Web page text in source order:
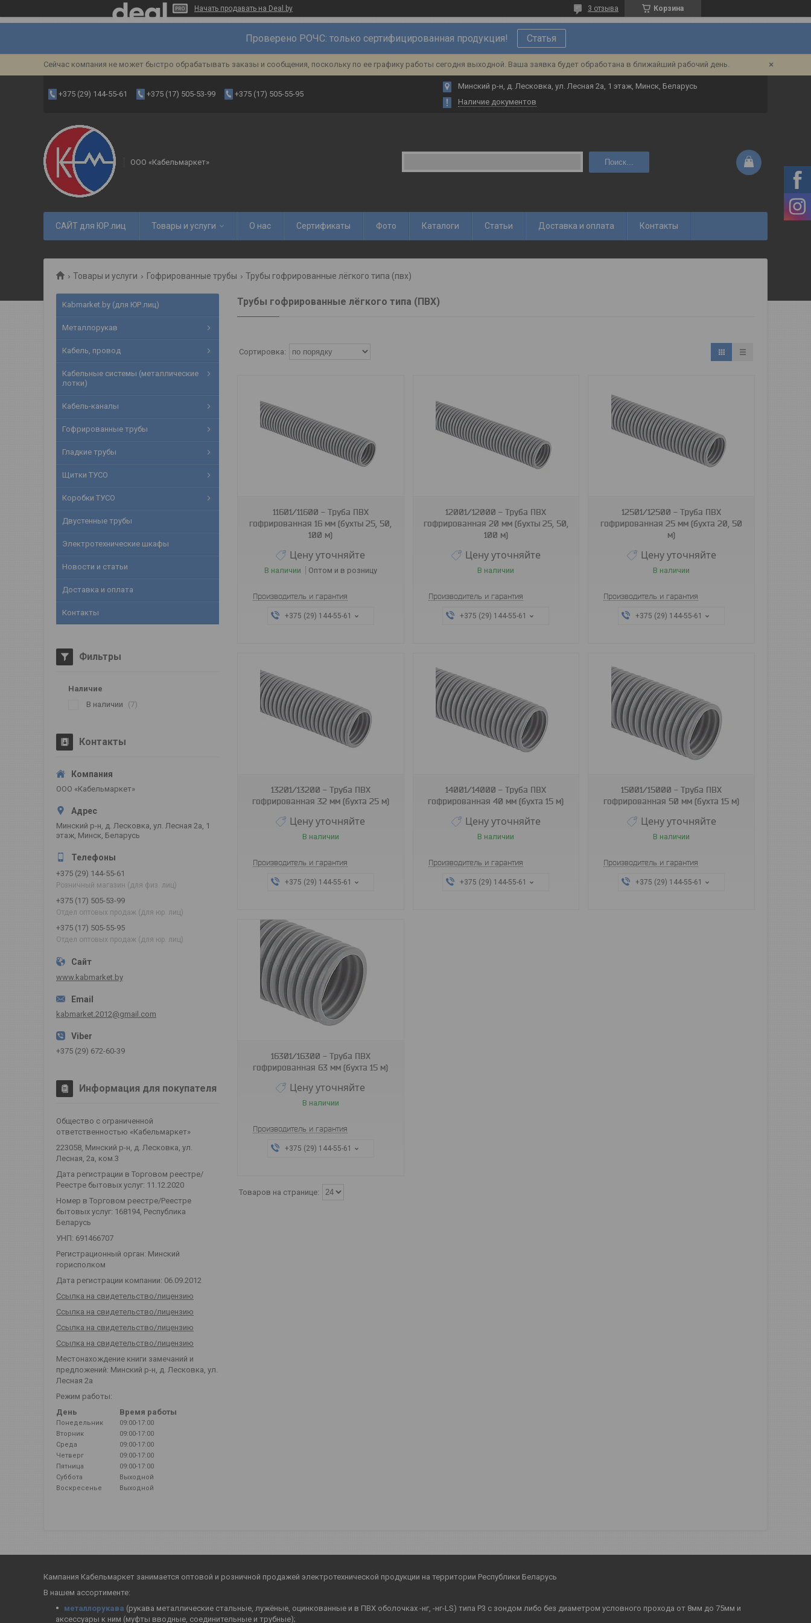
Начать продавать на Deal.by Корзина
3 отзыва
Проверено РОЧС: только сертифицированная продукция! Статья
Сейчас компания не может быстро обрабатывать заказы и сообщения, поскольку по ее графику работы сегодня выходной. Ваша заявка будет обработана в ближайший рабочий день.
+375 (29) 144-55-61 +375 (17) 505-53-99 +375 (17) 505-55-95
Минский р-н, д. Лесковка, ул. Лесная 2а, 1 этаж, Минск, Беларусь
Наличие документов
ООО «Кабельмаркет» Поиск...
САЙТ для ЮР.лиц Товары и услуги О нас Сертификаты Фото Каталоги Статьи Доставка и оплата Контакты
Товары и услуги Гофрированные трубы Трубы гофрированные лёгкого типа (пвх)
Трубы гофрированные лёгкого типа (ПВХ)
11601/11600
11601/11600 - Труба ПВХ
гофрированная 16 мм (бухты 25, 50,
100 м)
Цену уточняйте
В наличии Оптом и в розницу
Производитель и гарантия
+375 (29) 144-55-61
12001/12000 - Труба ПВХ
гофрированная 20 мм (бухты 25, 50,
100 м)
Цену уточняйте
В наличии
Производитель и гарантия
+375 (29) 144-55-61
12501/12500 - Труба ПВХ
гофрированная 25 мм (бухта 20, 50
м)
Цену уточняйте
В наличии
Производитель и гарантия
+375 (29) 144-55-61
13201/13200 - Труба ПВХ
гофрированная 32 мм (бухта 25 м)
Цену уточняйте
В наличии
Производитель и гарантия
+375 (29) 144-55-61
14001/14000 - Труба ПВХ
гофрированная 40 мм (бухта 15 м)
Цену уточняйте
В наличии
Производитель и гарантия
+375 (29) 144-55-61
15001/15000 - Труба ПВХ
гофрированная 50 мм (бухта 15 м)
Цену уточняйте
В наличии
Производитель и гарантия
+375 (29) 144-55-61
16301/16300
16301/16300 - Труба ПВХ
гофрированная 63 мм (бухта 15 м)
Цену уточняйте
В наличии
Производитель и гарантия
+375 (29) 144-55-61
Kabmarket.by (для ЮР.лиц)
Металлорукав
Кабель, провод
Кабельные системы (металлические
лотки)
Кабель-каналы
Гофрированные трубы
Гладкие трубы
Щитки ТУСО
Коробки ТУСО
Двустенные трубы
Электротехнические шкафы
Новости и статьи
Доставка и оплата
Контакты
Фильтры
Наличие
В наличии
7
Контакты
ООО «Кабельмаркет»
Минский р-н, д. Лесковка, ул. Лесная 2а, 1
этаж, Минск, Беларусь
+375 (29) 144-55-61
Розничный магазин (для физ. лиц)
+375 (17) 505-53-99
Отдел оптовых продаж (для юр. лиц)
+375 (17) 505-55-95
Отдел оптовых продаж (для юр. лиц)
www.kabmarket.by
kabmarket.2012@gmail.com
+375 (29) 672-60-39
Информация для покупателя
Общество с ограниченной
ответственностью «Кабельмаркет»
223058, Минский р-н, д. Лесковка, ул.
Лесная, 2а, ком.3
Дата регистрации в Торговом реестре/
Реестре бытовых услуг: 11.12.2020
Номер в Торговом реестре/Реестре
бытовых услуг: 168194, Республика
Беларусь
УНП: 691466707
Регистрационный орган: Минский
горисполком
Дата регистрации компании: 06.09.2012
Ссылка на свидетельство/лицензию
Ссылка на свидетельство/лицензию
Ссылка на свидетельство/лицензию
Ссылка на свидетельство/лицензию
Местонахождение книги замечаний и
предложений: Минский р-н, д. Лесковка, ул.
Лесная 2а
Режим работы:
День
Время работы
Понедельник
09:00-17:00
Вторник
09:00-17:00
Среда
09:00-17:00
Четверг
09:00-17:00
Пятница
09:00-17:00
Суббота
Выходной
Воскресенье
Выходной
Кампания Кабельмаркет занимается оптовой и розничной продажей электротехнической продукции на территории Республики Беларусь
В нашем ассортименте:
металлорукава (рукава металлические стальные, лужёные, оцинкованные и в ПВХ оболочках -нг, -нг-LS) типа Р3 с зондом либо без диаметром условного прохода от 8мм до 75мм и
аксессуары к ним (муфты вводные, соединительные и трубные);